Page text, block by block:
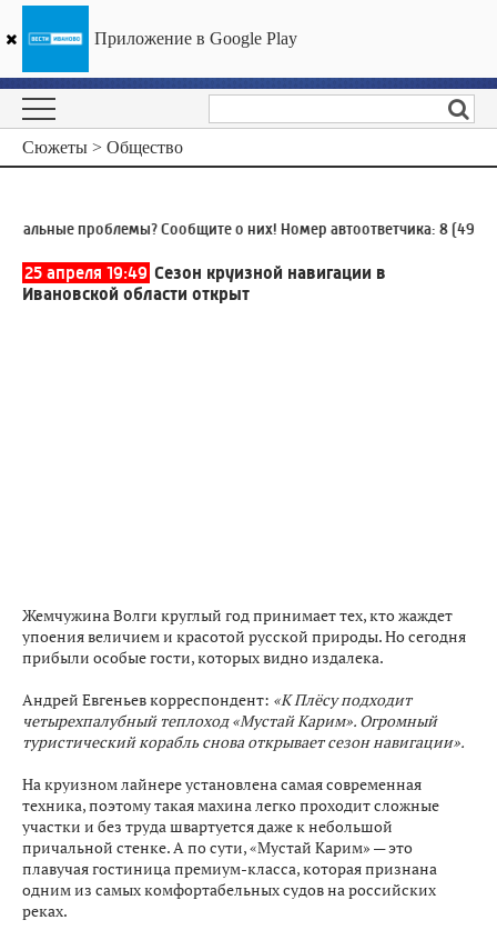
ГТРК «Ивтелерадио»
Сюжеты > Общество
проблемы? Сообщите о них! Номер автоответчика:8 (4932)
25 апреля 19:49 Сезон круизной навигации в
Ивановской области открыт
Жемчужина Волги круглый год принимает тех, кто жаждет
упоения величием и красотой русской природы. Но сегодня
прибыли особые гости, которых видно издалека.
Андрей Евгеньев корреспондент: «К Плёсу подходит
четырехпалубный теплоход «Мустай Карим». Огромный
туристический корабль снова открывает сезон навигации».
На круизном лайнере установлена самая современная
техника, поэтому такая махина легко проходит сложные
участки и без труда швартуется даже к небольшой
причальной стенке. А по сути, «Мустай Карим» — это
плавучая гостиница премиум-класса, которая признана
одним из самых комфортабельных судов на российских
реках.
Приложение в Google Play